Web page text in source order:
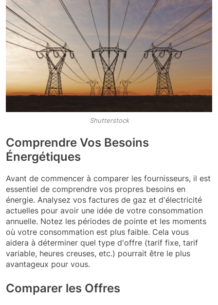
Shutterstock
Comprendre Vos Besoins
Énergétiques
Avant de commencer à comparer les fournisseurs, il est
essentiel de comprendre vos propres besoins en
énergie. Analysez vos factures de gaz et d'électricité
actuelles pour avoir une idée de votre consommation
annuelle. Notez les périodes de pointe et les moments
où votre consommation est plus faible. Cela vous
aidera à déterminer quel type d'offre (tarif fixe, tarif
variable, heures creuses, etc.) pourrait être le plus
avantageux pour vous.
Comparer les Offres